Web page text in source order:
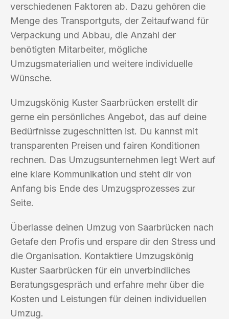
verschiedenen Faktoren ab. Dazu gehören die
Menge des Transportguts, der Zeitaufwand für
Verpackung und Abbau, die Anzahl der
benötigten Mitarbeiter, mögliche
Umzugsmaterialien und weitere individuelle
Wünsche.
Umzugskönig Kuster Saarbrücken erstellt dir
gerne ein persönliches Angebot, das auf deine
Bedürfnisse zugeschnitten ist. Du kannst mit
transparenten Preisen und fairen Konditionen
rechnen. Das Umzugsunternehmen legt Wert auf
eine klare Kommunikation und steht dir von
Anfang bis Ende des Umzugsprozesses zur
Seite.
Überlasse deinen Umzug von Saarbrücken nach
Getafe den Profis und erspare dir den Stress und
die Organisation. Kontaktiere Umzugskönig
Kuster Saarbrücken für ein unverbindliches
Beratungsgespräch und erfahre mehr über die
Kosten und Leistungen für deinen individuellen
Umzug.